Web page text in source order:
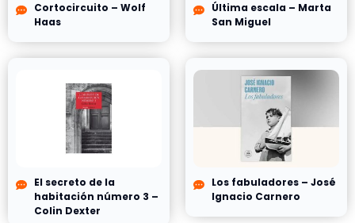
Cortocircuito – Wolf
Haas
Última escala – Marta
San Miguel
El secreto de la
habitación número 3 –
Colin Dexter
Los fabuladores – José
Ignacio Carnero